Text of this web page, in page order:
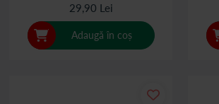
29,90 Lei
Adaugă în coș